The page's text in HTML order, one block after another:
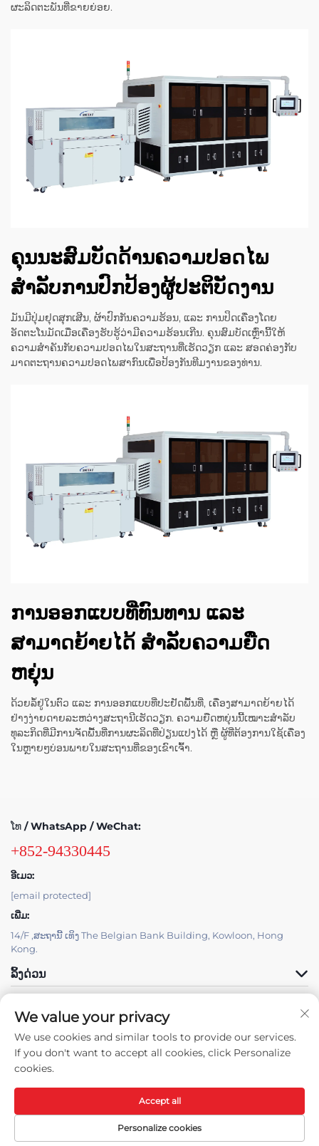
ຜະລິດຕະພັນທີ່ຂາຍຍ່ອຍ.
ຄຸນນະສົມບັດດ້ານຄວາມປອດໄພ
ສຳລັບການປົກປ້ອງຜູ້ປະຕິບັດງານ
ມັນມີປຸ່ມຢຸດສຸກເສີນ, ຜ້າປົກກັນຄວາມຮ້ອນ, ແລະ ການປິດເຄື່ອງໂດຍ
ອັດຕະໂນມັດເມື່ອເຄື່ອງຮັບຮູ້ວ່າມີຄວາມຮ້ອນເກີນ. ຄຸນສົມບັດເຫຼົ່ານີ້ໃຫ້
ຄວາມສຳຄັນກັບຄວາມປອດໄພໃນສະຖານທີ່ເຮັດວຽກ ແລະ ສອດຄ່ອງກັບ
ມາດຕະຖານຄວາມປອດໄພສາກົນເພື່ອປ້ອງກັນທີມງານຂອງທ່ານ.
ການອອກແບບທີ່ທົນທານ ແລະ
ສາມາດຍ້າຍໄດ້ ສຳລັບຄວາມຍືດ
ຫຍຸ່ນ
ດ້ວຍລໍ້ຢູ່ໃນຕົວ ແລະ ການອອກແບບທີ່ປະຢັດພື້ນທີ່, ເຄື່ອງສາມາດຍ້າຍໄດ້
ຢ່າງງ່າຍດາຍລະຫວ່າງສະຖານີເຮັດວຽກ. ຄວາມຍືດຫຍຸ່ນນີ້ເໝາະສຳລັບ
ທຸລະກິດທີ່ມີການຈັດພື້ນທີ່ການຜະລິດທີ່ປ່ຽນແປງໄດ້ ຫຼື ຜູ້ທີ່ຕ້ອງການໃຊ້ເຄື່ອງ
ໃນຫຼາຍໆບ່ອນພາຍໃນສະຖານທີ່ຂອງເຂົາເຈົ້າ.
ໂທ / WhatsApp / WeChat:
+852-94330445
ອີເມວ:
[email protected]
ເພີ່ມ:
14/F ,ສະຖານີ້ ເທິງ The Belgian Bank Building, Kowloon, Hong
Kong.
ລິ້ງດ່ວນ
ສິດຂອງການປະຕິບັດ © 2025 ຕາມທີ່ໄວໂດເຊີລີມິຕ. -ນະໂຍບາຍຄວາມເປັນສ່ວນຕົວ
We value your privacy
We use cookies and similar tools to provide our services.
If you don't want to accept all cookies, click Personalize
cookies.
Personalize cookies
Accept all